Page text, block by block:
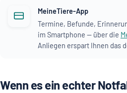
MeineTiere-App
Termine, Befunde,
im Smartphone — über die
Anliegen erspart Ihnen das
Wenn es ein echter